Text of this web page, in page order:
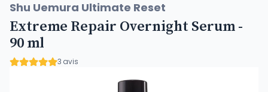
Shu Uemura Ultimate Reset
Extreme Repair Overnight Serum -
90 ml
3 avis